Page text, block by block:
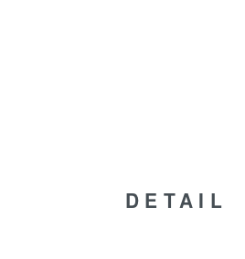
DETAIL